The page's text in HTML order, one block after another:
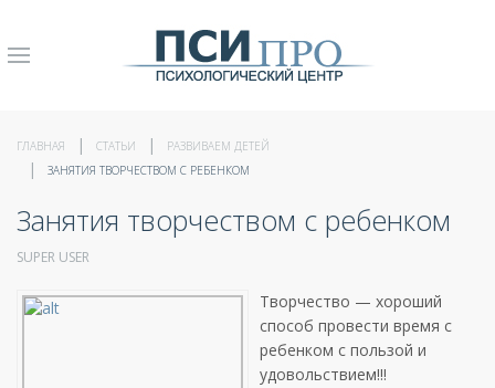
ГЛАВНАЯ СТАТЬИ
РАЗВИВАЕМ ДЕТЕЙ
ЗАНЯТИЯ ТВОРЧЕСТВОМ С РЕБЕНКОМ
Занятия творчеством с ребенком
SUPER USER
Творчество — хороший
способ провести время с
ребенком с пользой и
удовольствием!!!